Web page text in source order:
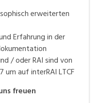
erweiterten
Erfahrung in der
/ oder RAI sind von
auf interRAI LTCF
freuen